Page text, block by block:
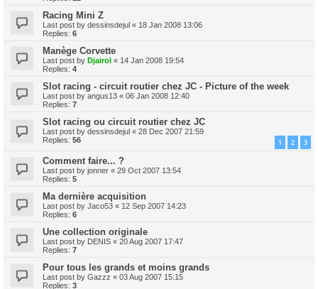
Racing Mini Z
Last post by dessinsdejul « 18 Jan 2008 13:06
Replies: 6
Manège Corvette
Last post by Djairol « 14 Jan 2008 19:54
Replies: 4
Slot racing - circuit routier chez JC - Picture of the week
Last post by angus13 « 06 Jan 2008 12:40
Replies: 7
Slot racing ou circuit routier chez JC
Last post by dessinsdejul « 28 Dec 2007 21:59
Replies: 56 1 2 3
Comment faire... ?
Last post by jonner « 29 Oct 2007 13:54
Replies: 5
Ma dernière acquisition
Last post by Jaco53 « 12 Sep 2007 14:23
Replies: 6
Une collection originale
Last post by DENIS « 20 Aug 2007 17:47
Replies: 7
Pour tous les grands et moins grands
Last post by Gazzz « 03 Aug 2007 15:15
Replies: 3